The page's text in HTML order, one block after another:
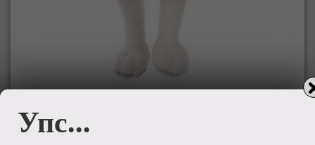
Мягкая игрушка Angel Collection Зайка
Упс...